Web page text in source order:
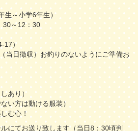
生～小学6年生）
30～12：30
）
当日徴収）お釣りのないようにご準備お
あり）
い方は動ける服装）
む心！
にてお送り致します（当日8：30頃判